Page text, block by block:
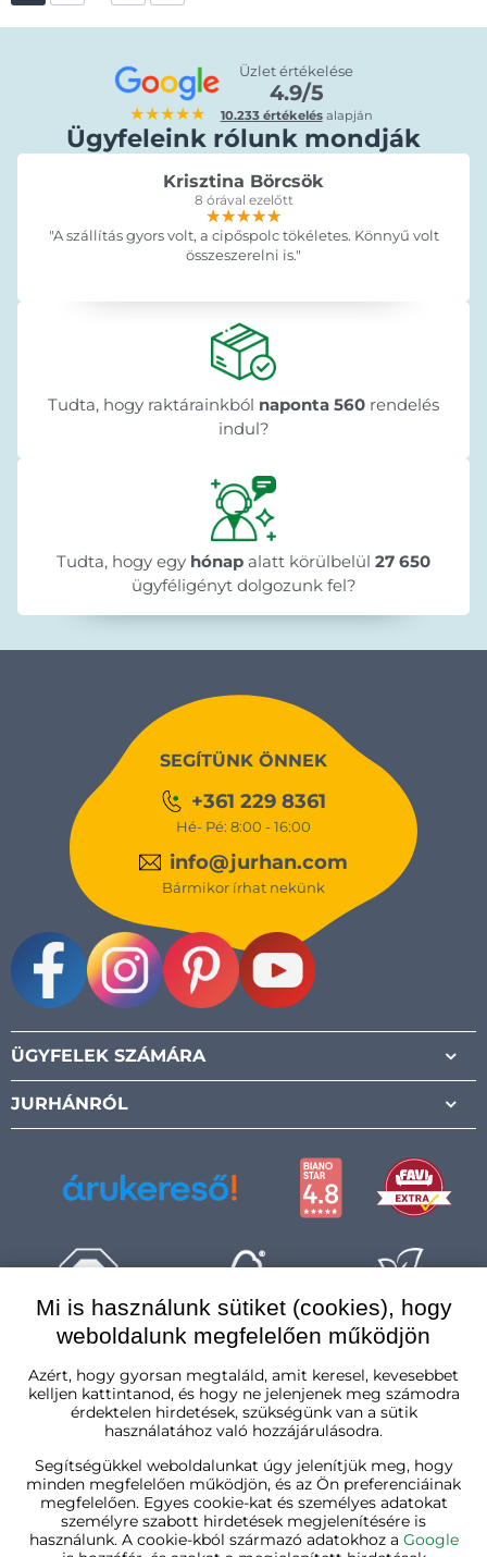
★★★★★
Üzlet értékelése
4.9/5
10.233 értékelésalapján
Ügyfeleink rólunk mondják
Krisztina Börcsök
8 órával ezelőtt
★★★★★
★★★★★
★★★★★
"A szállítás gyors volt, a cipőspolc tökéletes. Könnyű volt
összeszerelni is."
Tudta, hogy raktárainkból naponta 560 rendelés
indul?
Tudta, hogy egy hónap alatt körülbelül 27 650
ügyféligényt dolgozunk fel?
SEGÍTÜNK ÖNNEK
+361 229 8361
Hé- Pé: 8:00 - 16:00
info@jurhan.com
Bármikor írhat nekünk
ÜGYFELEK SZÁMÁRA
JURHÁNRÓL
Mi is használunk sütiket (cookies), hogy
weboldalunk megfelelően működjön
Azért, hogy gyorsan megtaláld, amit keresel, kevesebbet
kelljen kattintanod, és hogy ne jelenjenek meg számodra
érdektelen hirdetések, szükségünk van a sütik
használatához való hozzájárulásodra.
Segítségükkel weboldalunkat úgy jelenítjük meg, hogy
minden megfelelően működjön, és az Ön preferenciáinak
megfelelően. Egyes cookie-kat és személyes adatokat
személyre szabott hirdetések megjelenítésére is
használunk. A cookie-kból származó adatokhoz a Google